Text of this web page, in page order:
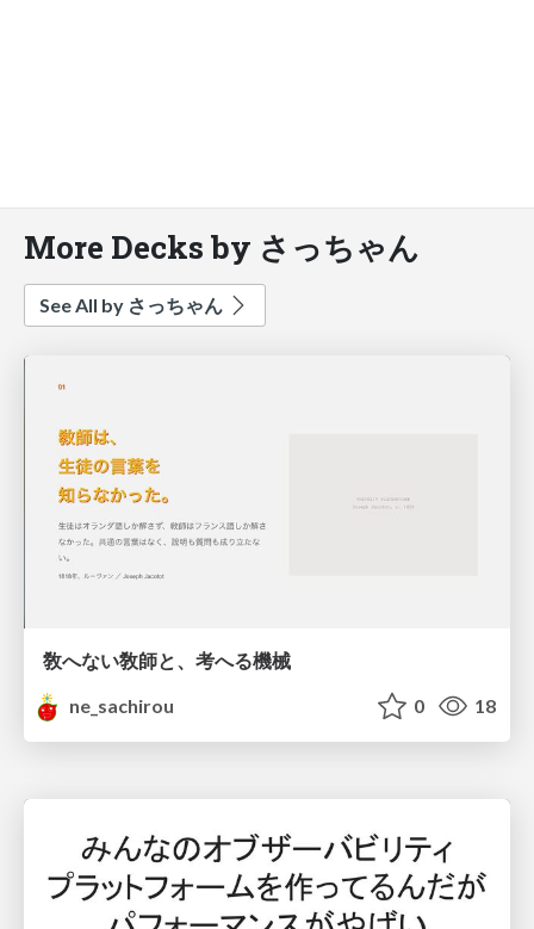
More Decks by さっちゃん
See All by さっちゃん
敎へない敎師と、考へる機械
ne_sachirou
0 18